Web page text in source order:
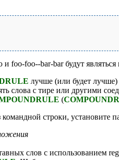
и foo-foo--bar-bar будут
лучше (или будет лучше)
слова с тире или другими
(
строки, установите
слов с использованием